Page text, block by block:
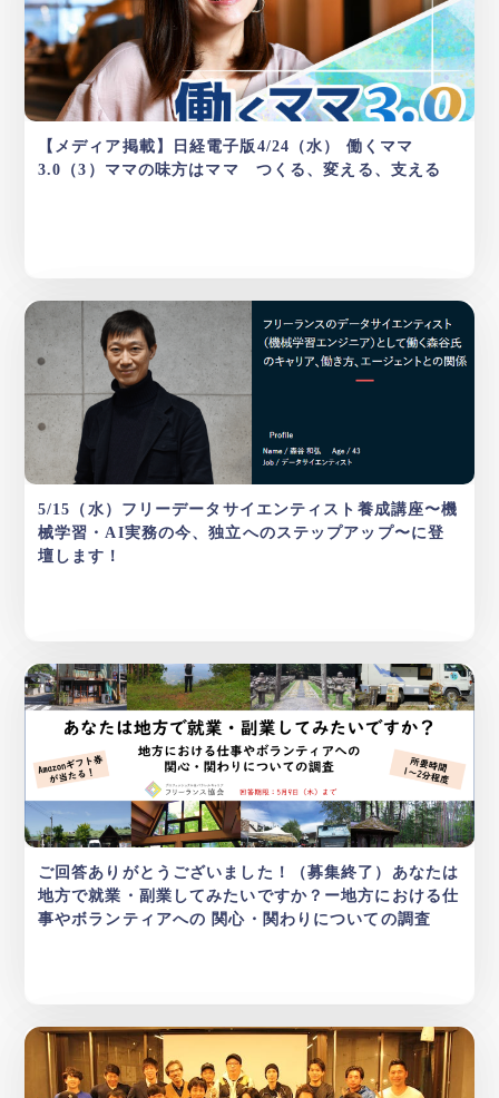
【メディア掲載】日経電子版4/24（水） 働くママ
3.0（3）ママの味方はママ つくる、変える、支える
5/15（水）フリーデータサイエンティスト養成講座〜機
械学習・AI実務の今、独立へのステップアップ〜に登
壇します！
ご回答ありがとうございました！（募集終了）あなたは
地方で就業・副業してみたいですか？ー地方における仕
事やボランティアへの 関心・関わりについての調査